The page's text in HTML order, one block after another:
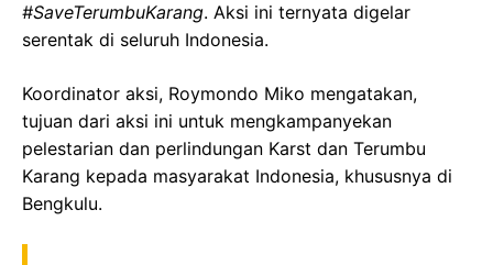
#SaveTerumbuKarang. Aksi ini ternyata digelar
serentak di seluruh Indonesia.
Koordinator aksi, Roymondo Miko mengatakan,
tujuan dari aksi ini untuk mengkampanyekan
pelestarian dan perlindungan Karst dan Terumbu
Karang kepada masyarakat Indonesia, khususnya di
Bengkulu.